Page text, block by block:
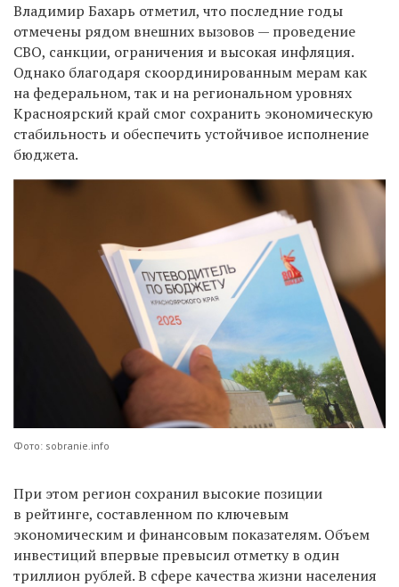
Владимир Бахарь отметил, что последние годы
отмечены рядом внешних вызовов — проведение
СВО, санкции, ограничения и высокая инфляция.
Однако благодаря скоординированным мерам как
на федеральном, так и на региональном уровнях
Красноярский край смог сохранить экономическую
стабильность и обеспечить устойчивое исполнение
бюджета.
Фото: sobranie.info
При этом регион сохранил высокие позиции
в рейтинге, составленном по ключевым
экономическим и финансовым показателям. Объем
инвестиций впервые превысил отметку в один
триллион рублей. В сфере качества жизни населения